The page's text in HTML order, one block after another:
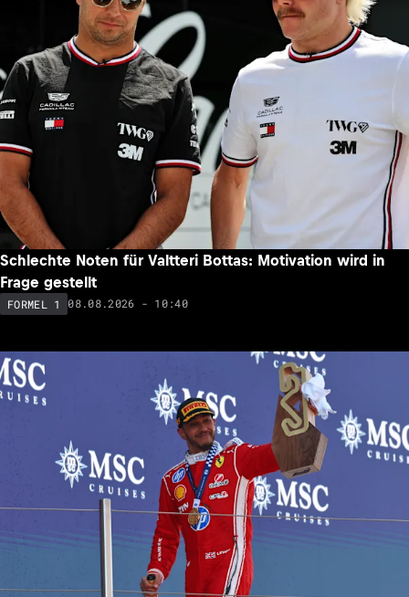
Schlechte Noten für Valtteri Bottas: Motivation wird in
Frage gestellt
FORMEL 1 08.08.2026 - 10:40